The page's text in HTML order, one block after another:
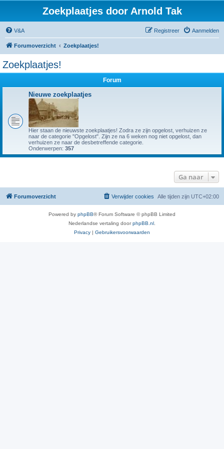
Zoekplaatjes door Arnold Tak
V&A Aanmelden
Registreer
Forumoverzicht Zoekplaatjes!
Zoekplaatjes!
Forum
Nieuwe zoekplaatjes
Hier staan de nieuwste zoekplaatjes! Zodra ze zijn opgelost, verhuizen ze
naar de categorie "Opgelost". Zijn ze na 6 weken nog niet opgelost, dan
verhuizen ze naar de desbetreffende categorie.
Onderwerpen: 357
Ga naar
Forumoverzicht Alle tijden zijn UTC+02:00
Verwijder cookies
Powered by phpBB® Forum Software © phpBB Limited
Nederlandse vertaling doorphpBB.nl
Privacy | Gebruikersvoorwaarden